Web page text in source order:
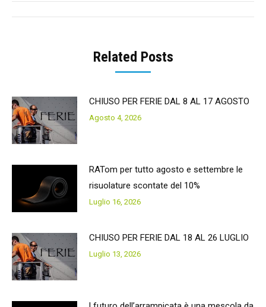
Post
Related Posts
CHIUSO PER FERIE DAL 8 AL 17 AGOSTO
Agosto 4, 2026
RATom per tutto agosto e settembre le
risuolature scontate del 10%
Luglio 16, 2026
CHIUSO PER FERIE DAL 18 AL 26 LUGLIO
Luglio 13, 2026